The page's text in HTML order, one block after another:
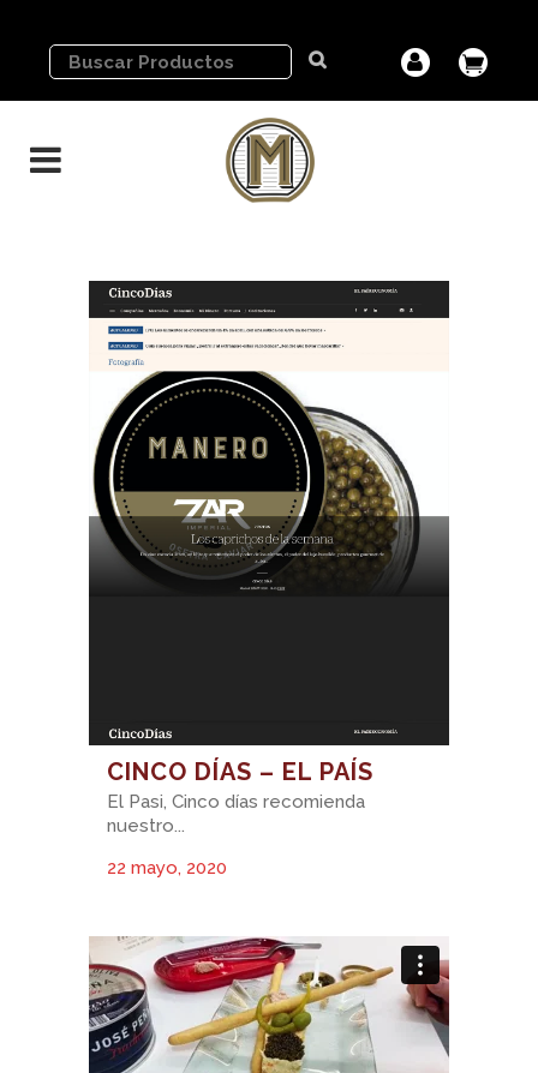
CINCO DÍAS – EL PAÍS
El Pasi, Cinco días recomienda
nuestro...
22 mayo, 2020